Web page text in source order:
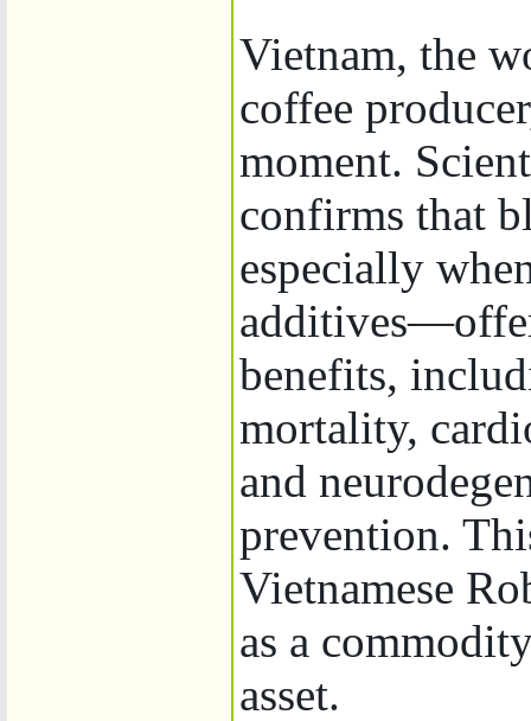
Vietnam, the
coffee
moment.
confirms that
especially
benefits,
mortality,
and
prevention.
Vietnamese
as a
asset.